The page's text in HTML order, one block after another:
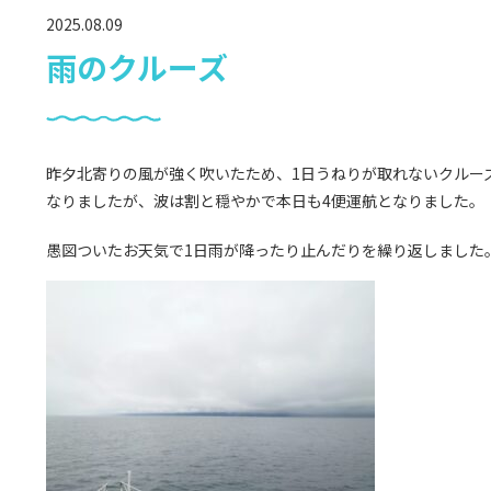
2025.08.09
雨のクルーズ
昨夕北寄りの風が強く吹いたため、1日うねりが取れないクルー
なりましたが、波は割と穏やかで本日も4便運航となりました。
愚図ついたお天気で1日雨が降ったり止んだりを繰り返しました